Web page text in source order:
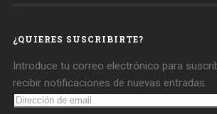
¿QUIERES SUSCRIBIRTE?
Introduce tu correo electrónico para
recibir notificaciones de nuevas entradas.
Dirección
de